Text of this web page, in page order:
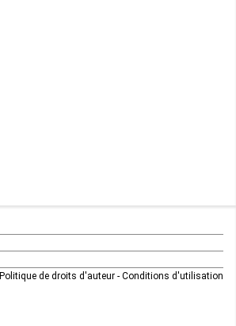
Politique de droits d'auteur - Conditions d'utilisation